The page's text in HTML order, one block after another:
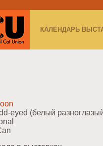
КАЛЕНДАРЬ
eyed (белый